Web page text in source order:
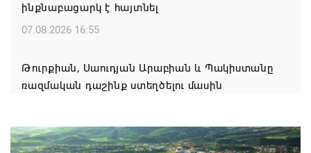
ինքնաբացարկ է հայտնել
07.08.2026 16:55
Թուրքիան, Սաուդյան Արաբիան և Պակիստանը
ռազմական դաշինք ստեղծելու մասին
07.08.2026 16:43